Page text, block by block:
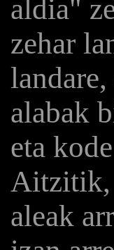
aldia"
zehar
alabak
eta
Aitzitik,
aleak